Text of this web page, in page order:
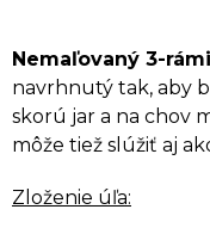
Nemaľovaný 3-
navrhnutý tak, aby
skorú jar a na chov
môže tiež slúžiť aj
Zloženie úľa: